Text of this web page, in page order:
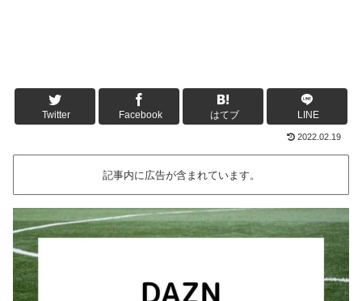
Twitter Facebook はてブ LINE
2022.02.19
記事内に広告が含まれています。